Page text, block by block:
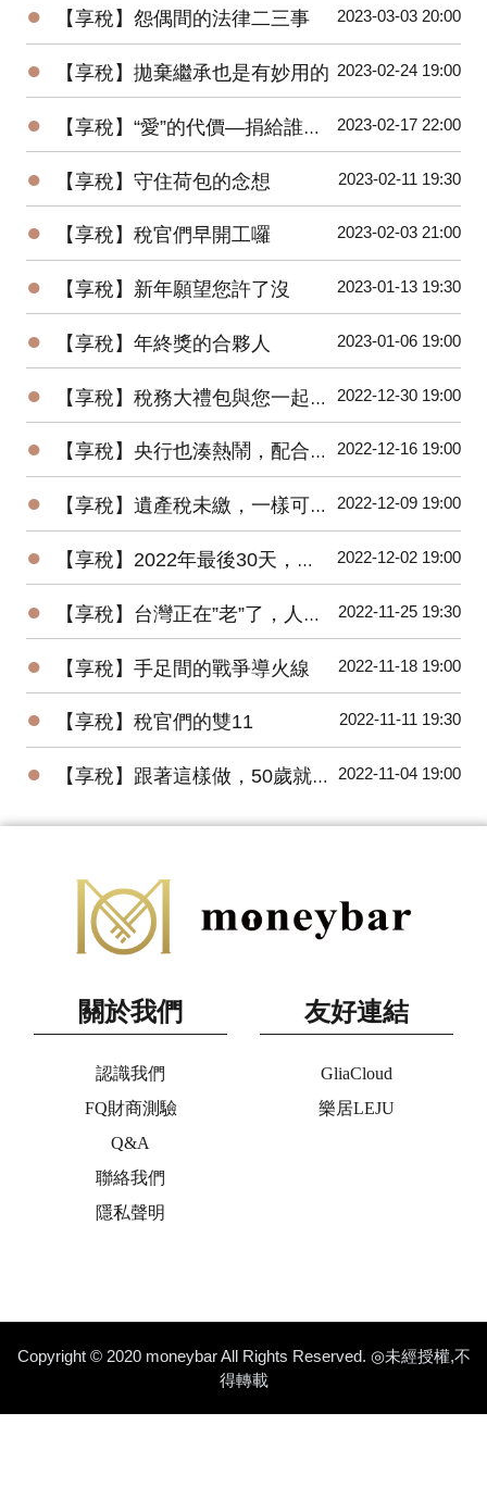
● 【享稅】怨偶間的法律二三事 2023-03-03 20:00
● 【享稅】拋棄繼承也是有妙用的 2023-02-24 19:00
● 【享稅】“愛”的代價—捐給誰節稅差很大 2023-02-17 22:00
● 【享稅】守住荷包的念想 2023-02-11 19:30
● 【享稅】稅官們早開工囉 2023-02-03 21:00
● 【享稅】新年願望您許了沒 2023-01-13 19:30
● 【享稅】年終獎的合夥人 2023-01-06 19:00
● 【享稅】稅務大禮包與您一起邁向2023年 2022-12-30 19:00
● 【享稅】央行也湊熱鬧，配合”漲”聲，升息半碼 2022-12-16 19:00
● 【享稅】遺產稅未繳，一樣可以辦繼承？ 2022-12-09 19:00
● 【享稅】2022年最後30天，您一定要做的事！ 2022-12-02 19:00
● 【享稅】台灣正在”老”了，人老，房更老！ 2022-11-25 19:30
● 【享稅】手足間的戰爭導火線 2022-11-18 19:00
● 【享稅】稅官們的雙11 2022-11-11 19:30
● 【享稅】跟著這樣做，50歲就一定退休 2022-11-04 19:00
關於我們
認識我們
FQ財商測驗
Q&A
聯絡我們
隱私聲明
友好連結
GliaCloud
樂居LEJU
Copyright © 2020 moneybar All Rights Reserved. ◎未經授權,不
得轉載